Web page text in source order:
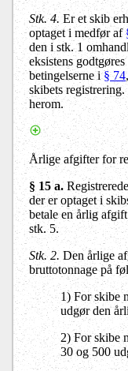
Stk. 4. Er et skib
optaget i medfør af
den i stk. 1
eksistens
betingelserne i§ 74
skibets
herom.
Årlige afgifter for
§ 15 a.
der er optaget i
betale en årlig
stk. 5.
Stk. 2. Den årlige
bruttotonnage på
1) For skibe
udgør den
2) For skibe
30 og 500